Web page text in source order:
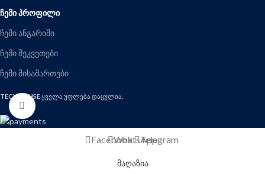
Click to enlarge
ᲩᲔᲛᲘ ᲞᲠᲝᲤᲘᲚᲘ
ჩემი ანგარიში
ჩემი შეკვეთები
ჩემი მისამართები
TECHHOUSEყველა უფლება დაცულია.
FacebookWhatsAppTelegram
მაღაზია